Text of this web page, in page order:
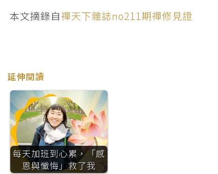
本文摘錄自禪天下雜誌no211期禪修見證
延伸閱讀
每天加班到心累，「感
恩與懺悔」救了我